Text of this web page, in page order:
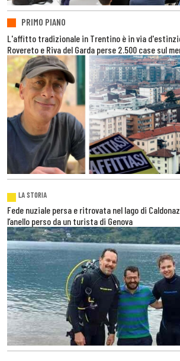
PRIMO PIANO
L'affitto tradizionale in Trentino è in via
Rovereto e Riva del Garda perse 2.500 case sul
LA STORIA
Fede nuziale persa e ritrovata nel lago di
l’anello perso da un turista di Genova